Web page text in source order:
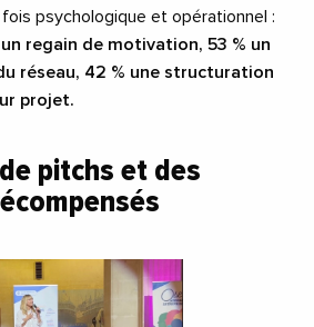
fois psychologique et opérationnel :
regain de motivation, 53 % un
réseau, 42 % une structuration
projet.
pitchs et des